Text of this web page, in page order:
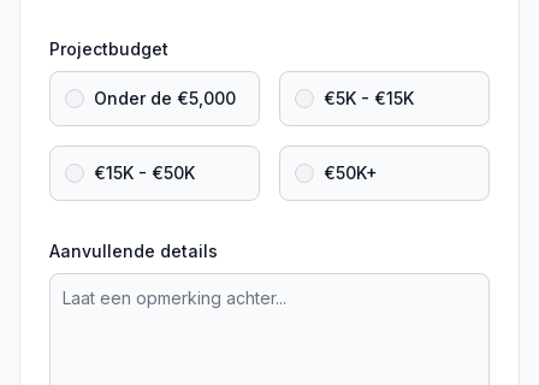
Projectbudget
Onder de €5,000 €5K - €15K
€15K - €50K €50K+
Aanvullende details